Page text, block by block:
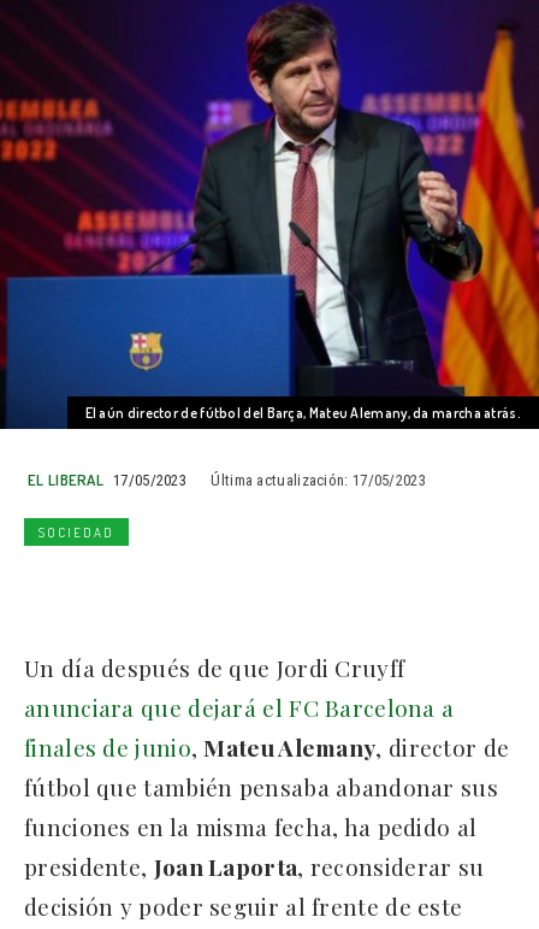
El aún director de fútbol del Barça, Mateu Alemany, da marcha atrás.
EL LIBERAL 17/05/2023 Última actualización: 17/05/2023
SOCIEDAD
Un día después de que Jordi Cruyff
anunciara que dejará el FC Barcelona a
finales de junio,Mateu Alemany, director de
fútbol que también pensaba abandonar sus
funciones en la misma fecha, ha pedido al
presidente, Joan Laporta, reconsiderar su
decisión y poder seguir al frente de este